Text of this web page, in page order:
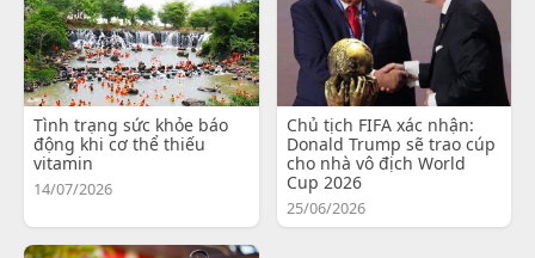
Tình trạng sức khỏe báo
động khi cơ thể thiếu
vitamin
14/07/2026
Chủ tịch FIFA xác nhận:
Donald Trump sẽ trao cúp
cho nhà vô địch World
Cup 2026
25/06/2026